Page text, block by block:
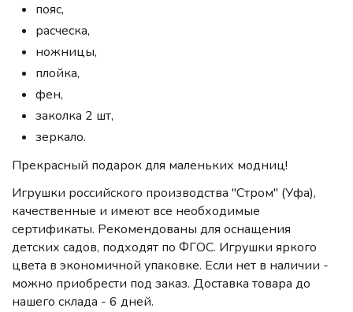
пояс,
расческа,
ножницы,
плойка,
фен,
заколка 2 шт,
зеркало.
Прекрасный подарок для маленьких модниц!
Игрушки российского производства "Стром" (Уфа),
качественные и имеют все необходимые
сертификаты. Рекомендованы для оснащения
детских садов, подходят по ФГОС. Игрушки яркого
цвета в экономичной упаковке. Если нет в наличии -
можно приобрести под заказ. Доставка товара до
нашего склада - 6 дней.